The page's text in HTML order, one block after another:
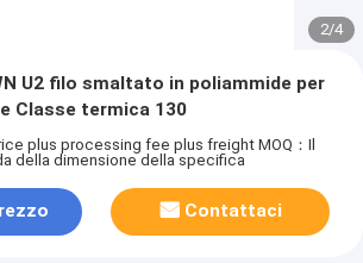
2/4
U2 filo smaltato in poliammide per
Classe termica 130
plus processing fee plus freight MOQ：Il
della dimensione della specifica
Contattaci